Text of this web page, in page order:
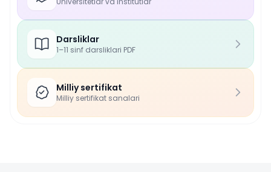
Darsliklar
1–11 sinf darsliklari PDF
Milliy sertifikat
Milliy sertifikat sanalari